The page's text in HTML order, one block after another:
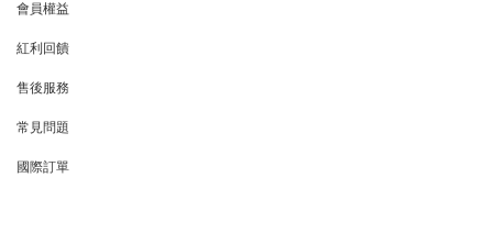
會員權益
紅利回饋
售後服務
常見問題
國際訂單